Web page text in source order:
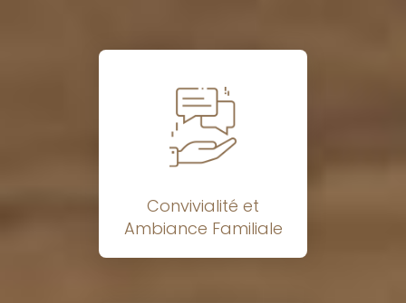
Convivialité et
Ambiance Familiale